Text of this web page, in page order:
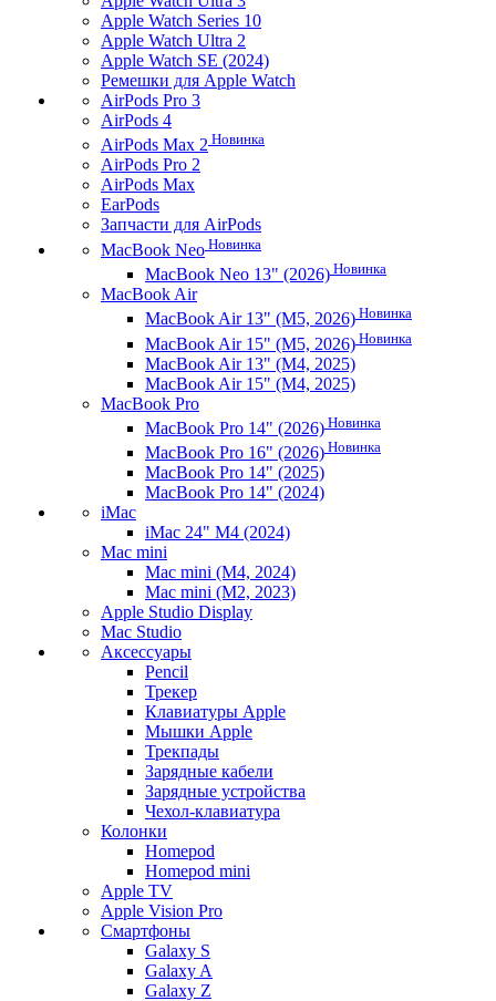
Apple Watch Series 10
Apple Watch Ultra 2
Apple Watch SE (2024)
Ремешки для Apple Watch
AirPods Pro 3
AirPods 4
AirPods Max 2 Новинка
AirPods Pro 2
AirPods Max
EarPods
Запчасти для AirPods
MacBook Neo Новинка
MacBook Neo 13" (2026) Новинка
MacBook Air
MacBook Air 13" (M5, 2026) Новинка
MacBook Air 15" (M5, 2026) Новинка
MacBook Air 13" (M4, 2025)
MacBook Air 15" (M4, 2025)
MacBook Pro
MacBook Pro 14" (2026) Новинка
MacBook Pro 16" (2026) Новинка
MacBook Pro 14" (2025)
MacBook Pro 14" (2024)
iMac
iMac 24" M4 (2024)
Mac mini
Mac mini (M4, 2024)
Mac mini (M2, 2023)
Apple Studio Display
Mac Studio
Аксессуары
Pencil
Трекер
Клавиатуры Apple
Мышки Apple
Трекпады
Зарядные кабели
Зарядные устройства
Чехол-клавиатура
Колонки
Homepod
Homepod mini
Apple TV
Apple Vision Pro
Смартфоны
Galaxy S
Galaxy A
Galaxy Z